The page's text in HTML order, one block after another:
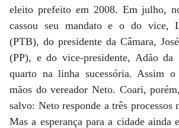
eleito prefeito em 2008. Em julho,
cassou seu mandato e o do vice,
(PTB), do presidente da Câmara,
(PP), e do vice-presidente, Adão
quarto na linha sucessória. Assim o
mãos do vereador Neto. Coari,
salvo: Neto responde a três processos
Mas a esperança para a cidade ainda